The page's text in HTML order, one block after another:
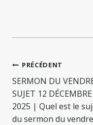
de
l’article
PRÉCÉDENT
SERMON DU
SUJET 12 DÉCEMBRE
2025 | Quel est le
du sermon du